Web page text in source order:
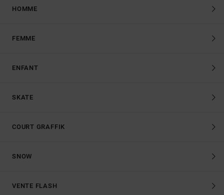
HOMME
FEMME
ENFANT
SKATE
COURT GRAFFIK
SNOW
VENTE FLASH